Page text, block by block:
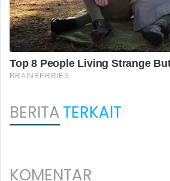
BERITATERKAIT
KOMENTAR